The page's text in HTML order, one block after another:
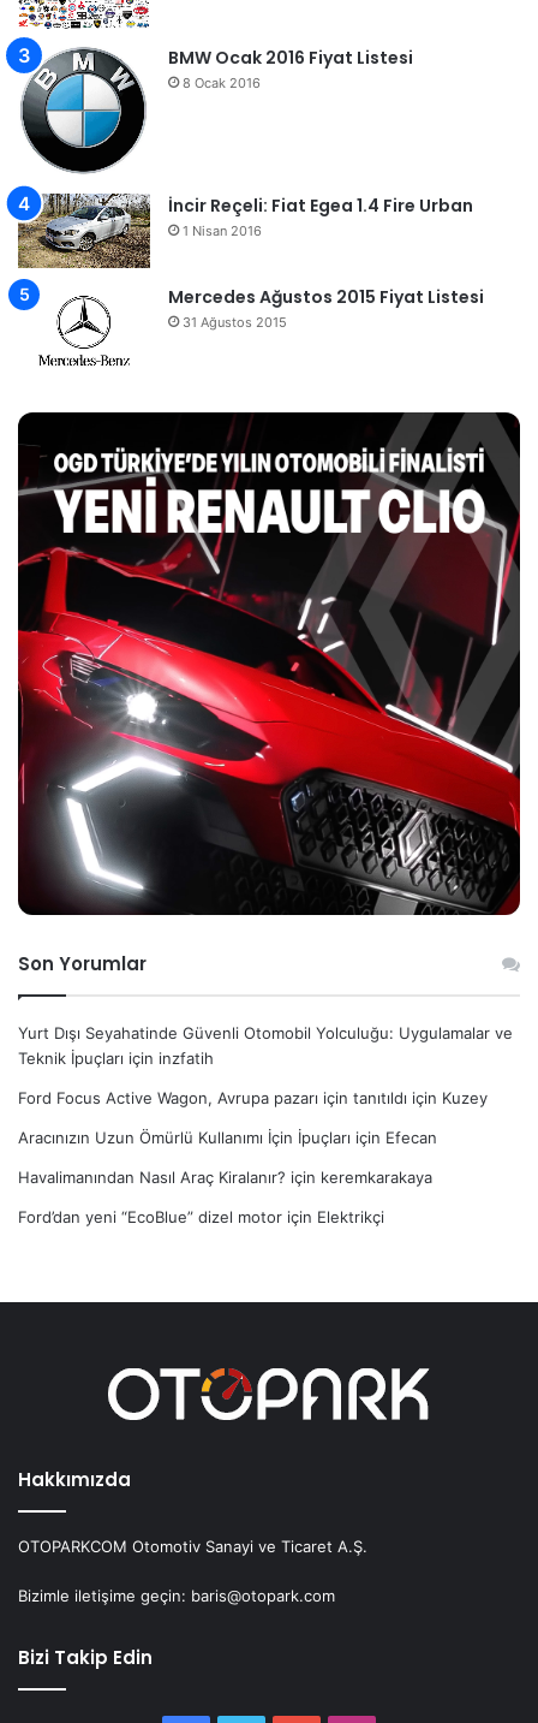
BMW Ocak 2016 Fiyat Listesi
8 Ocak 2016
İncir Reçeli: Fiat Egea 1.4 Fire Urban
1 Nisan 2016
Mercedes Ağustos 2015 Fiyat Listesi
31 Ağustos 2015
Son Yorumlar
Yurt Dışı Seyahatinde Güvenli Otomobil Yolculuğu: Uygulamalar ve
Teknik İpuçları için inzfatih
Ford Focus Active Wagon, Avrupa pazarı için tanıtıldı için Kuzey
Aracınızın Uzun Ömürlü Kullanımı İçin İpuçları için Efecan
Havalimanından Nasıl Araç Kiralanır? için keremkarakaya
Ford’dan yeni “EcoBlue” dizel motor için Elektrikçi
Hakkımızda
OTOPARKCOM Otomotiv Sanayi ve Ticaret A.Ş.
Bizimle iletişime geçin: baris@otopark.com
Bizi Takip Edin